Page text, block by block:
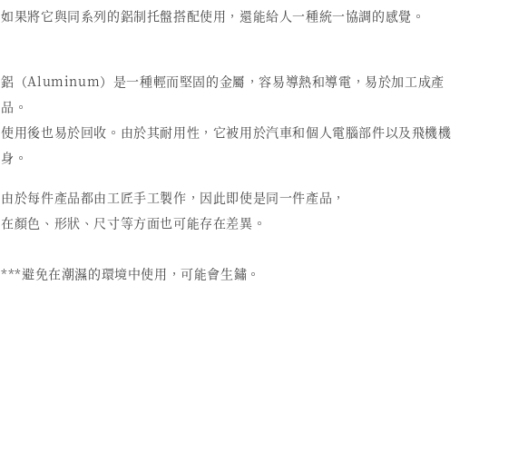
如果將它與同系列的鋁制托盤搭配使用，還能給人一種統一協調的感覺。
鋁（Aluminum）是一種輕而堅固的金屬，容易導熱和導電，易於加工成產
品。
使用後也易於回收。由於其耐用性，它被用於汽車和個人電腦部件以及飛機機
身。
由於每件產品都由工匠手工製作，因此即使是同一件產品，
在顏色、形狀、尺寸等方面也可能存在差異。
***避免在潮濕的環境中使用，可能會生鏽。